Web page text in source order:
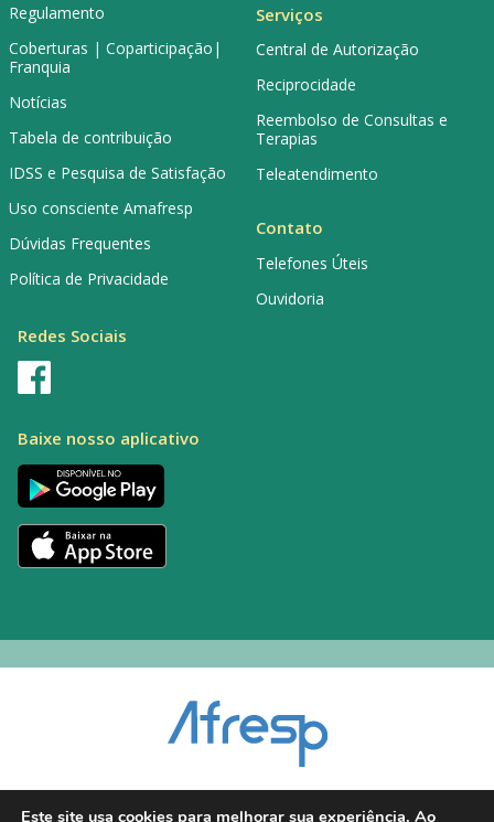
Regulamento
Coberturas | Coparticipação|
Franquia
Notícias
Tabela de contribuição
IDSS e Pesquisa de Satisfação
Uso consciente Amafresp
Dúvidas Frequentes
Política de Privacidade
Serviços
Central de Autorização
Reciprocidade
Reembolso de Consultas e
Terapias
Teleatendimento
Contato
Telefones Úteis
Ouvidoria
Redes Sociais
Baixe nosso aplicativo
Este site usa cookies para melhorar sua experiência. Ao